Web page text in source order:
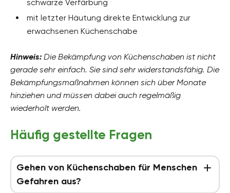
schwarze Verfärbung
mit letzter Häutung direkte Entwicklung zur
erwachsenen Küchenschabe
Hinweis: Die Bekämpfung von Küchenschaben ist nicht
gerade sehr einfach. Sie sind sehr widerstandsfähig. Die
Bekämpfungsmaßnahmen können sich über Monate
hinziehen und müssen dabei auch regelmäßig
wiederholt werden.
Häufig gestellte Fragen
Gehen von Küchenschaben für Menschen
Gefahren aus?